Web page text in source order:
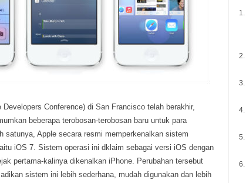
Developers Conference) di San Francisco telah berakhir,
beberapa terobosan-terobosan baru untuk para
satunya, Apple secara resmi memperkenalkan sistem
iOS 7. Sistem operasi ini dklaim sebagai versi iOS dengan
pertama-kalinya dikenalkan iPhone. Perubahan tersebut
sistem ini lebih sederhana, mudah digunakan dan lebih